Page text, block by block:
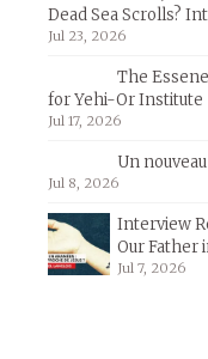
Dead Sea Scrolls?
Jul 23, 2026
The
for Yehi-Or Institute
Jul 17, 2026
Un
Jul 8, 2026
Interview
Our Father
Jul 7, 2026